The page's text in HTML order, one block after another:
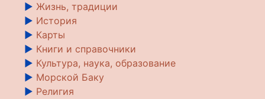
► Жизнь, традиции
► История
► Карты
► Книги и справочники
► Культура, наука, образование
► Морской Баку
► Религия